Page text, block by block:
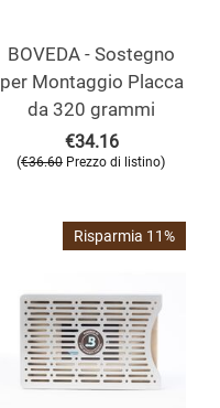
BOVEDA - Sostegno
per Montaggio Placca
da 320 grammi
€34.16
(€36.60 Prezzo di listino)
Risparmia 11%